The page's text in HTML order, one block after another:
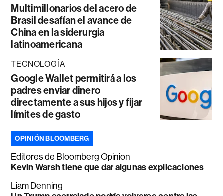
Multimillonarios del acero de
Brasil desafían el avance de
China en la siderurgia
latinoamericana
TECNOLOGÍA
Google Wallet permitirá a los
padres enviar dinero
directamente a sus hijos y fijar
límites de gasto
OPINIÓN BLOOMBERG
Editores de Bloomberg Opinion
Kevin Warsh tiene que dar algunas explicaciones
Liam Denning